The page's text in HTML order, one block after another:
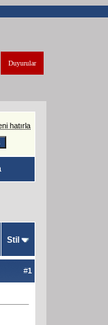
Duyurular
hatırla
Stil
#1